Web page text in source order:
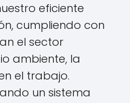
eficiente
cumpliendo con
el sector
ambiente, la
el trabajo.
un sistema